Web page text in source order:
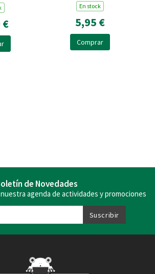
€
En stock
5,95 €
Comprar
de Novedades
agenda de actividades y promociones